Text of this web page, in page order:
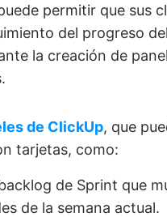
permitir que sus
del progreso del
la creación de
de ClickUp, que
tarjetas, como:
de Sprint que
de la semana actual.